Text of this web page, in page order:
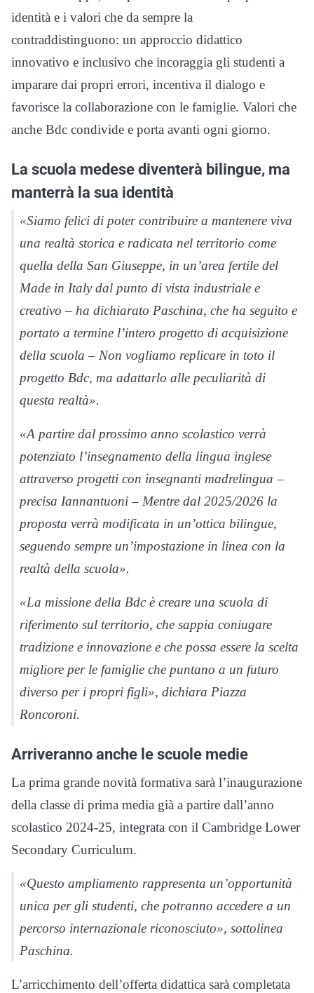
identità e i valori che da sempre la
contraddistinguono: un approccio didattico
innovativo e inclusivo che incoraggia gli studenti a
imparare dai propri errori, incentiva il dialogo e
favorisce la collaborazione con le famiglie. Valori che
anche Bdc condivide e porta avanti ogni giorno.
La scuola medese diventerà bilingue, ma
manterrà la sua identità
«Siamo felici di poter contribuire a mantenere viva
una realtà storica e radicata nel territorio come
quella della San Giuseppe, in un’area fertile del
Made in Italy dal punto di vista industriale e
creativo – ha dichiarato Paschina, che ha seguito e
portato a termine l’intero progetto di acquisizione
della scuola – Non vogliamo replicare in toto il
progetto Bdc, ma adattarlo alle peculiarità di
questa realtà».
«A partire dal prossimo anno scolastico verrà
potenziato l’insegnamento della lingua inglese
attraverso progetti con insegnanti madrelingua –
precisa Iannantuoni – Mentre dal 2025/2026 la
proposta verrà modificata in un’ottica bilingue,
seguendo sempre un’impostazione in linea con la
realtà della scuola».
«La missione della Bdc è creare una scuola di
riferimento sul territorio, che sappia coniugare
tradizione e innovazione e che possa essere la scelta
migliore per le famiglie che puntano a un futuro
diverso per i propri figli», dichiara Piazza
Roncoroni.
Arriveranno anche le scuole medie
La prima grande novità formativa sarà l’inaugurazione
della classe di prima media già a partire dall’anno
scolastico 2024-25, integrata con il Cambridge Lower
Secondary Curriculum.
«Questo ampliamento rappresenta un’opportunità
unica per gli studenti, che potranno accedere a un
percorso internazionale riconosciuto», sottolinea
Paschina.
L’arricchimento dell’offerta didattica sarà completata